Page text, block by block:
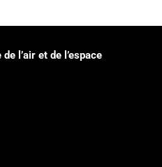
l’air et de l’espace